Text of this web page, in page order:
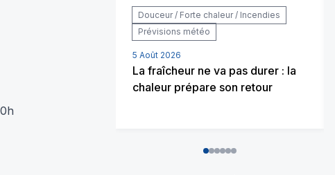
Douceur / Forte chaleur / Incendies
Prévisions météo
5 Août 2026
La fraîcheur ne va pas durer : la
chaleur prépare son retour
012345